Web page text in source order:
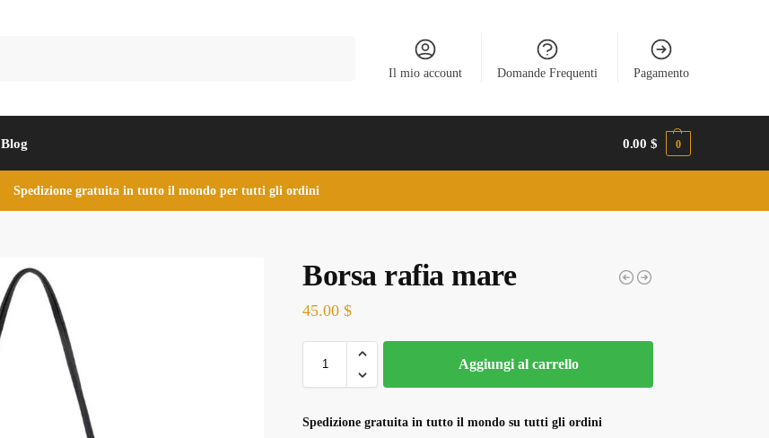
Il mio account Domande Frequenti Pagamento
Blog 0.00$ 0
Spedizione gratuita in tutto il mondo per tutti gli ordini
Borsa rafia mare
45.00$
Aggiungi al carrello
Spedizione gratuita in tutto il mondo su tutti gli ordini